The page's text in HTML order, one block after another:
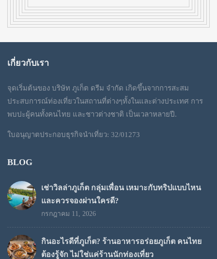
เกี่ยวกับเรา
จุดเริ่มต้นของ บริษัท ภูเก็ต ดรีม จำกัด เกิดขึ้นจากการสะสม
ประสบการณ์ท่องเที่ยวในสถานที่ต่างๆทั้งในและต่างประเทศ การ
พบปะผู้คนทั้งคนไทย และชาวต่างชาติ เป็นเวลาหลายปี.
ใบอนุญาตประกอบธุรกิจนำเที่ยว: 32/01273
BLOG
เช่าวิลล่าภูเก็ต กลุ่มเพื่อน เหมาะกับทริปแบบไหน
และควรจองผ่านใครดี?
กรกฎาคม 11, 2026
กินอะไรดีที่ภูเก็ต? ร้านอาหารอร่อยภูเก็ต คนไทย
ต้องรู้จัก ไม่ใช่แค่ร้านนักท่องเที่ยว